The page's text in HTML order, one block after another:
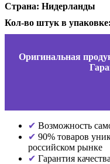
Страна: Нидерланды
Кол-во штук в
Оригинальная
Возможность
90% товаров
российском рынке
Гарантия качества